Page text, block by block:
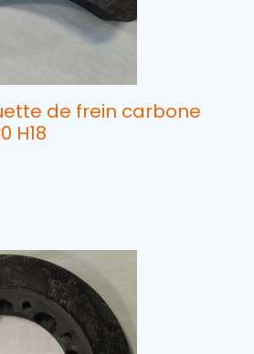
de frein carbone
H18